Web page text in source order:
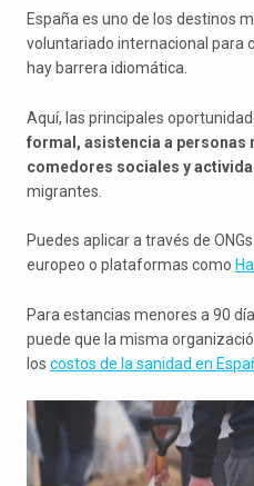
España es uno de los destinos
voluntariado internacional para
hay barrera idiomática.
Aquí, las principales
formal, asistencia a personas
comedores sociales y
migrantes.
Puedes aplicar a través de
europeo o plataformas como
Para estancias menores a 90
puede que la misma
los costos de la sanidad en